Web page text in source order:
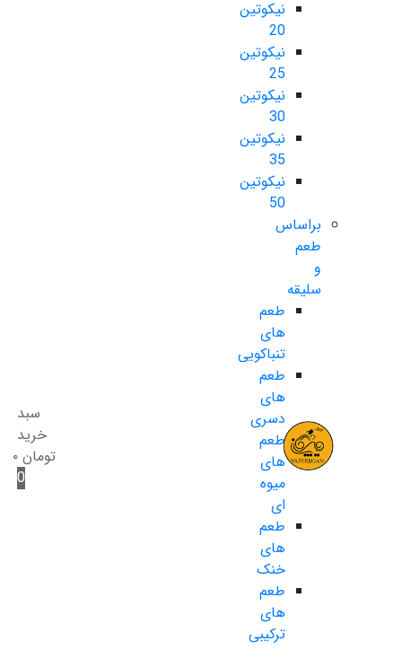
نیکوتین
20
نیکوتین
25
نیکوتین
30
نیکوتین
35
نیکوتین
50
براساس
طعم
و
سلیقه
طعم
های
تنباکویی
طعم
های
دسری
طعم
های
میوه
ای
طعم
های
خنک
طعم
های
ترکیبی
سبد
خرید
تومان ۰
0